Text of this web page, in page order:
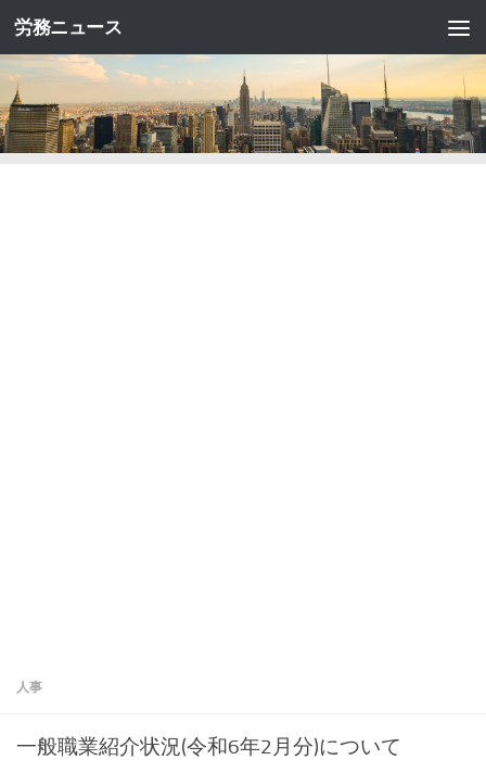
コンテンツへスキップ
労務ニュース
人事
一般職業紹介状況(令和6年2月分)について